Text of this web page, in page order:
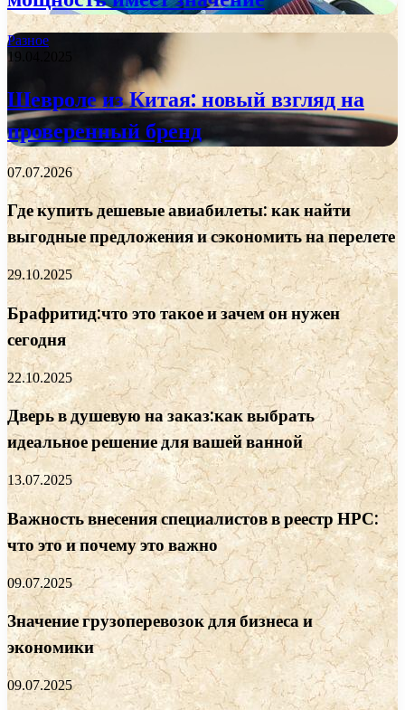
Разное
19.04.2025
Шевроле из Китая: новый взгляд на
проверенный бренд
07.07.2026
Где купить дешевые авиабилеты: как найти
выгодные предложения и сэкономить на перелете
29.10.2025
Брафритид:что это такое и зачем он нужен
сегодня
22.10.2025
Дверь в душевую на заказ:как выбрать
идеальное решение для вашей ванной
13.07.2025
Важность внесения специалистов в реестр НРС:
что это и почему это важно
09.07.2025
Значение грузоперевозок для бизнеса и
экономики
09.07.2025